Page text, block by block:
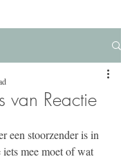
van Reactie
een stoorzender is in
mee moet of wat